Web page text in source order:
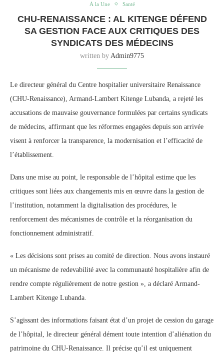
À la Une Santé
CHU-RENAISSANCE : AL KITENGE DÉFEND
SA GESTION FACE AUX CRITIQUES DES
SYNDICATS DES MÉDECINS
written by Admin9775
Le directeur général du Centre hospitalier universitaire Renaissance
(CHU-Renaissance), Armand-Lambert Kitenge Lubanda, a rejeté les
accusations de mauvaise gouvernance formulées par certains syndicats
de médecins, affirmant que les réformes engagées depuis son arrivée
visent à renforcer la transparence, la modernisation et l’efficacité de
l’établissement.
Dans une mise au point, le responsable de l’hôpital estime que les
critiques sont liées aux changements mis en œuvre dans la gestion de
l’institution, notamment la digitalisation des procédures, le
renforcement des mécanismes de contrôle et la réorganisation du
fonctionnement administratif.
« Les décisions sont prises au comité de direction. Nous avons instauré
un mécanisme de redevabilité avec la communauté hospitalière afin de
rendre compte régulièrement de notre gestion », a déclaré Armand-
Lambert Kitenge Lubanda.
S’agissant des informations faisant état d’un projet de cession du garage
de l’hôpital, le directeur général dément toute intention d’aliénation du
patrimoine du CHU-Renaissance. Il précise qu’il est uniquement